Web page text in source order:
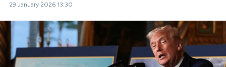
29 January 2026 13:30